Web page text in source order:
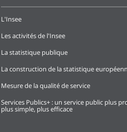
L'Insee
Les activités de l'Insee
La statistique publique
La construction de la statistique
Mesure de la qualité de service
Services Publics+ : un service public plus
plus simple, plus efficace